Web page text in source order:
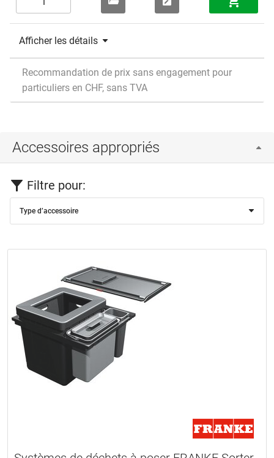
Afficher les détails
Recommandation de prix sans engagement pour
particuliers en CHF, sans TVA
Accessoires appropriés
Filtre pour:
Type d’accessoire